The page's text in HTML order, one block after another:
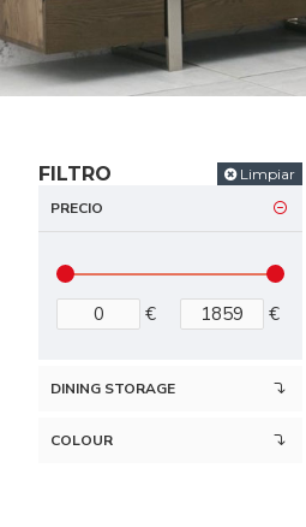
FILTRO Limpiar
PRECIO
€ €
DINING STORAGE
COLOUR